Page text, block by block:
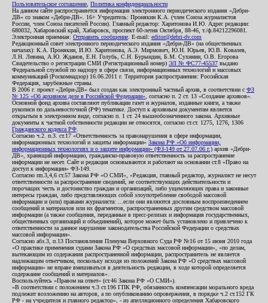
Пользовательское соглашение Политика конфиденциальности
На данном сайте распространяется информация электронного периодического издания «Дебри-
ДВ» со знаком «Дебри-ДВ». 16+ Учредитель: Пронякин К.А. (член Союза журналистов
России, член Союза писателей России). Главный редактор: Харитонова И.Ю. Адрес редакции:
680032, Хабаровский край, Хабаровск, проспект 60-летия Октября, 88-46, т./ф.84212296081.
Электронная приемная: Отправить сообщение . E-mail: editor@debri-dv.com
Редакционный совет электронного периодического издания «Дебри-ДВ» (на общественных
началах): К.А. Пронякин, И.Ю. Харитонова, А.Э. Мирмович, Ю.Н. Юрьев, Ю.В. Ковалев,
Л.Н. Левина, А.Ю. Жданов, Е.Н. Голубь, С.Н. Бурындин, Б.М. Сухинин, О.В. Егорова
Свидетельство о регистрации СМИ (Регистрационный номер) ЭЛ № ФС77-45537 выдано
Федеральной службой по надзору в сфере связи, информационных технологий и массовых
коммуникаций (Роскомнадзор) 16.06.2011 г. Территория распространения: Российская
Федерация, зарубежные страны.
В 2006 г. проект «Дебри-ДВ» был создан как электронный частный архив, в соответствии с ФЗ
№ 125 «Об архивном деле в Российской Федерации» , согласно п. 2 ст. 13 «Создание архивов».
Основной фонд архива составляют публикации газет и журналов, изданные книги, а также
рукописи по дальневосточной (РФ) тематике. Доступ к архивным документам является
открытым в электронном виде, согласно п. 1 ст. 24 вышеобозначенного закона. Архивные
документы к частной собственности редакции не относятся, согласно ст.ст. 1275, 1276, 1306
Гражданского кодекса РФ
Согласно ч.2. п.3. ст.17 «Ответственность за правонарушения в сфере информации,
информационных технологий и защиты информации» Закона РФ «Об информации,
информационных технологиях и о защите информации» (ФЗ-149 от 27.07.06 г.) архив «Дебри-
ДВ», хранящий информацию, гражданско-правовую ответственность за распространение
информации не несет. Сайт и редакция основываются и работают на основании ст.8 «Право на
доступ к информации» ФЗ-149.
Согласно пп.3,4,6 ст.57 Закона РФ «О СМИ», «Редакция, главный редактор, журналист не несут
ответственности за распространение сведений, не соответствующих действительности и
порочащих честь и достоинство граждан и организаций, либо ущемляющих права и законные
интересы граждан, либо представляющих собой злоупотребление свободой массовой
информации и (или) правами журналиста: ...если они являются дословным воспроизведением
сообщений и материалов или их фрагментов, распространенных другим средством массовой
информации (а также сообщения, переданные в пресс-релизах и информация государственных,
общественных организаций и объединений), которое может быть установлено и привлечено к
ответственности за данное нарушение законодательства Российской Федерации о средствах
массовой информации».
Согласно абз.3, п.13 Постановления Пленума Верховного Суда РФ №16 от 15 июня 2010 года
«О практике применения судами Закона РФ «О средствах массовой информации», «по делам,
вытекающим из содержания распространенной информации, распространитель не является
надлежащим ответчиком, поскольку исходя из положений Закона РФ «О средствах массовой
информации» не вправе вмешиваться в деятельность редакции, в ходе которой определяется
содержание сообщений и материалов».
Воспользуйтесь «Правом на ответ» (ст.46 Закона РФ «О СМИ»).
«В соответствии с положением ч.3 ст.196 ГПК РФ, обязанность компенсации морального вреда
подлежит возложению на авторов, а по опубликованию опровержения, в порядке ч.2 ст.152 ГК
РФ - на учредителя и главного редактор», - из апелляционного определения Хабаровского